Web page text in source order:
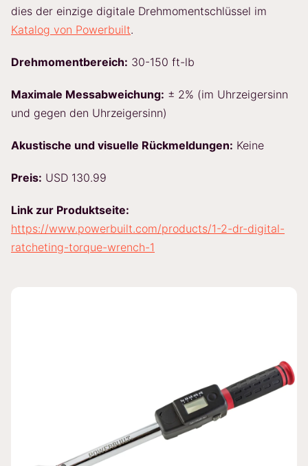
dies der einzige digitale Drehmomentschlüssel im
Katalog von Powerbuilt.
Drehmomentbereich: 30-150 ft-lb
Maximale Messabweichung: ± 2% (im Uhrzeigersinn
und gegen den Uhrzeigersinn)
Akustische und visuelle Rückmeldungen: Keine
Preis: USD 130.99
Link zur Produktseite:
https://www.powerbuilt.com/products/1-2-dr-digital-
ratcheting-torque-wrench-1